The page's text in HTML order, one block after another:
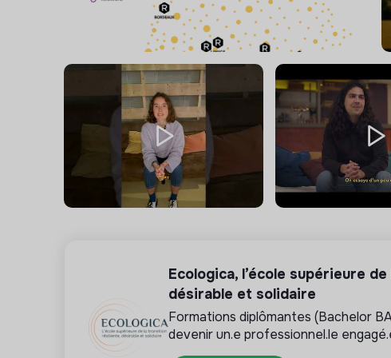
Ecologica, l’école supérieure
désirable et solidaire
Formations diplômantes (Bachelor
devenir un.e professionnel.le